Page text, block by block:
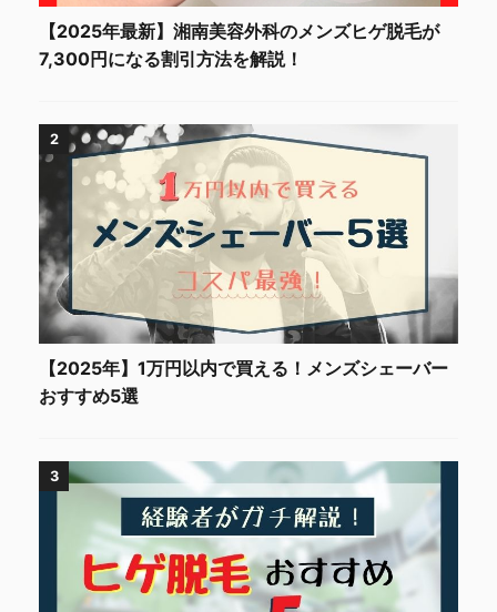
【2025年最新】湘南美容外科のメンズヒゲ脱毛が
7,300円になる割引方法を解説！
2
【2025年】1万円以内で買える！メンズシェーバー
おすすめ5選
3